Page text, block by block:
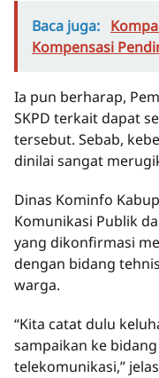
Baca juga:
Kompensasi
Ia pun berharap,
SKPD terkait dapat
tersebut. Sebab,
dinilai sangat
Dinas Kominfo
Komunikasi Publik
yang dikonfirmasi
dengan bidang
warga.
“Kita catat dulu
sampaikan ke
telekomunikasi,”